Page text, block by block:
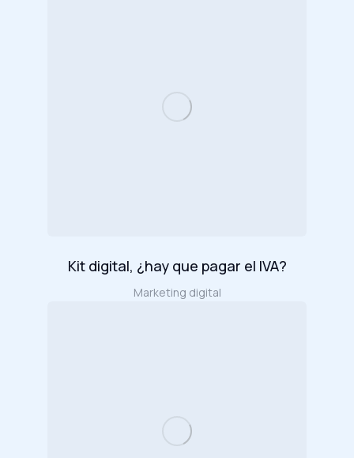
Kit digital, ¿hay que pagar el IVA?
Marketing digital